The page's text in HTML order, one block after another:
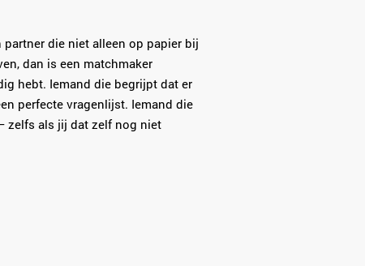
die niet alleen op papier bij
dan is een matchmaker
hebt. Iemand die begrijpt dat er
perfecte vragenlijst. Iemand die
zelfs als jij dat zelf nog niet